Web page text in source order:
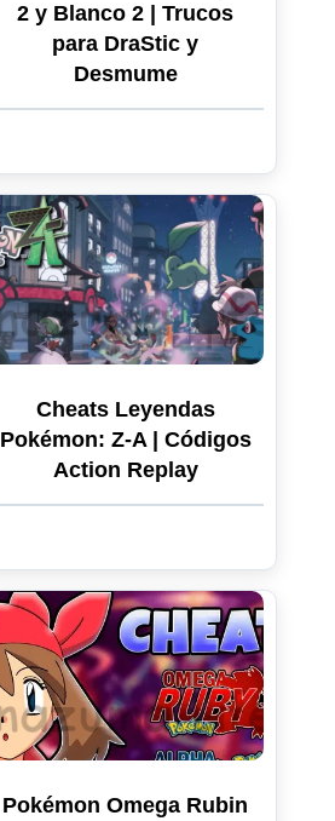
2 y Blanco 2 | Trucos
para DraStic y
Desmume
Cheats Leyendas
Pokémon: Z-A | Códigos
Action Replay
Pokémon Omega Rubin